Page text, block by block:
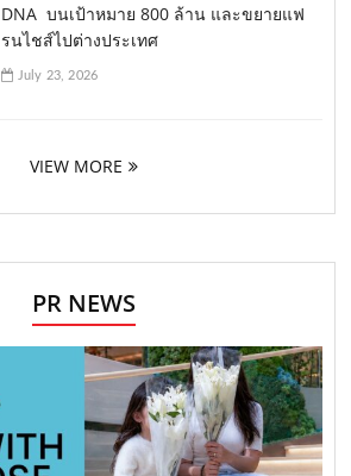
DNA บนเป้าหมาย 800 ล้าน และขยายแฟ
รนไชส์ไปต่างประเทศ
July 23, 2026
VIEW MORE
PR NEWS